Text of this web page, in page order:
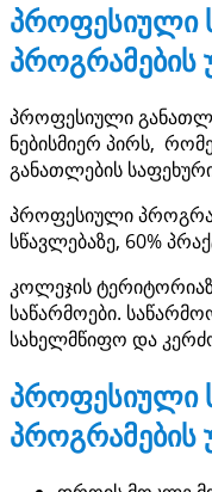
პროფესიული
პროგრამების
პროფესიული
ნებისმიერ პირს,
განათლების
პროფესიული
სწავლებაზე, 60%
კოლეჯის
საწარმოები.
სახელმწიფო და
პროფესიული
პროგრამების